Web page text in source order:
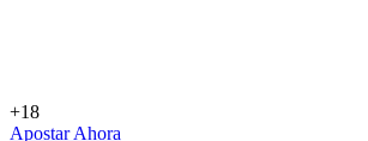
+18
Apostar Ahora